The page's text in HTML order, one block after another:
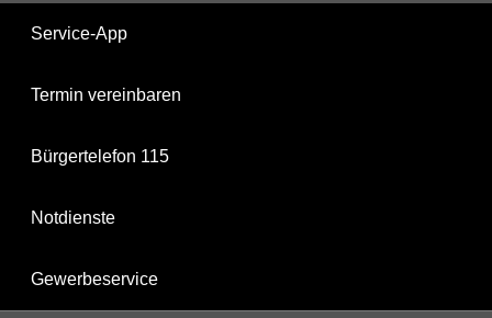
Service-App
Termin vereinbaren
Bürgertelefon 115
Notdienste
Gewerbeservice